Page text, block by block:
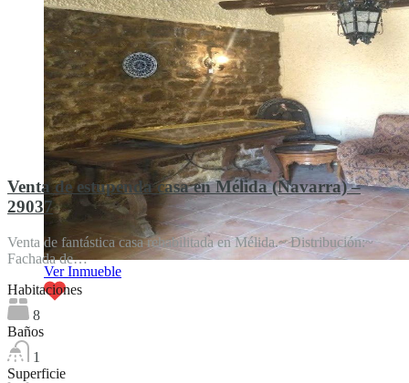
Ver Inmueble
Venta de estupenda casa en Mélida (Navarra) –
29037
Venta de fantástica casa rehabilitada en Mélida.~ Distribución:~
Fachada de…
Habitaciones
8
Baños
1
Superficie